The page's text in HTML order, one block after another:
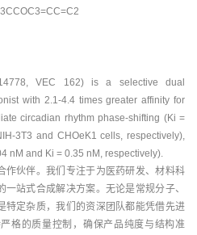
VEC 162) is a selective dual
with 2.1-4.4 times greater affinity for
circadian rhythm phase-shifting (Ki =
3T3 and CHOeK1 cells, respectively),
nM and Ki = 0.35 nM, respectively).
作伙伴。我们专注于为医药研发、材料科
站式合成解决方案。无论是常规分子、
特定杂质，我们的资深团队都能凭借先进
格的质量控制，确保产品纯度与结构准